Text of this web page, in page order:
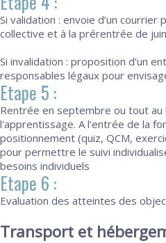
Si validation : envoie d’un
collective et à la prérentrée de juin
Si invalidation : proposition d’un
responsables légaux pour
Etape 5 :
Rentrée en septembre ou tout au
l'apprentissage. A l’entrée de la
positionnement (quiz, QCM,
pour permettre le suivi
besoins individuels
Etape 6 :
Evaluation des atteintes des
Transport et